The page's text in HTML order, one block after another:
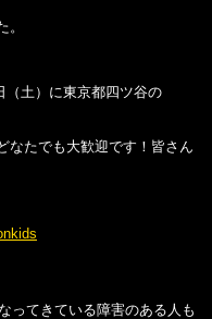
（土）に東京都四ツ谷の
なたでも大歓迎です！皆さん
ってきている障害のある人も